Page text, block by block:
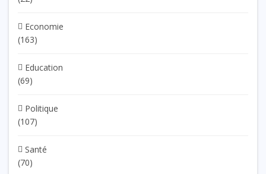
Economie
(163)
Education
(69)
Politique
(107)
Santé
(70)